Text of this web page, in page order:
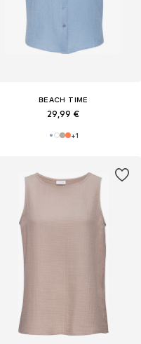
BEACH TIME
29,99 €
+1